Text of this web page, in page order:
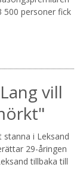
500 personer fick
vill
stanna i Leksand
29-åringen
tillbaka till